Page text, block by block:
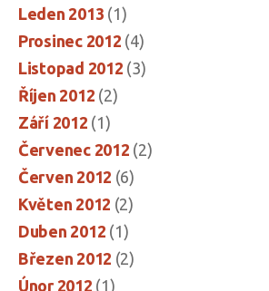
Leden 2013 (1)
Prosinec 2012 (4)
Listopad 2012 (3)
Říjen 2012 (2)
Září 2012 (1)
Červenec 2012 (2)
Červen 2012 (6)
Květen 2012 (2)
Duben 2012 (1)
Březen 2012 (2)
Únor 2012 (1)